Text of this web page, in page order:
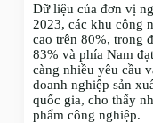
Dữ liệu của đơn vị
2023, các khu công
cao trên 80%, trong
83% và phía Nam
càng nhiều yêu cầu
doanh nghiệp sản
quốc gia, cho thấy
phẩm công nghiệp.